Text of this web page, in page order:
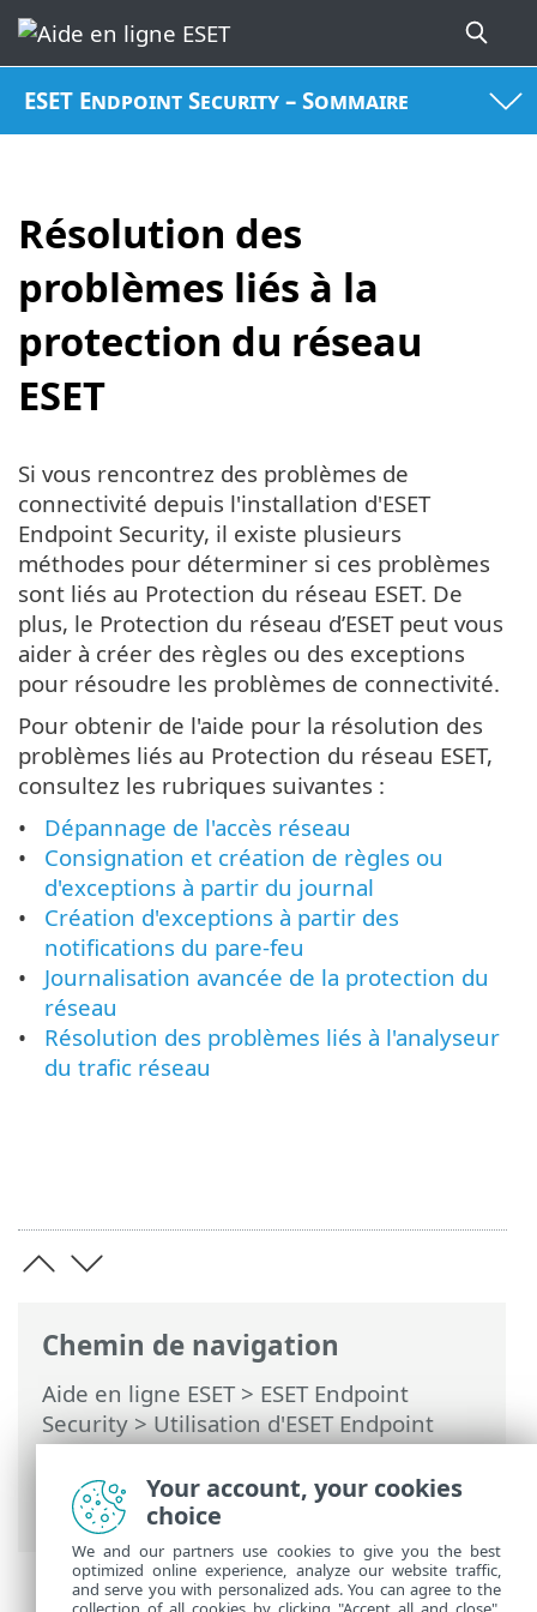
ESET Endpoint Security – Sommaire
Résolution des
problèmes liés à la
protection du réseau
ESET
Chemin de navigation
Aide en ligne ESET> ESET Endpoint
Security>Utilisation d'ESET Endpoint
Security>Param>Réseau> Résolution
des problèmes liés à la protection du
réseau ESET
Si vous rencontrez des problèmes de
connectivité depuis l'installation d'ESET
Endpoint Security, il existe plusieurs
méthodes pour déterminer si ces problèmes
sont liés au Protection du réseau ESET. De
plus, le Protection du réseau d’ESET peut vous
aider à créer des règles ou des exceptions
pour résoudre les problèmes de connectivité.
Pour obtenir de l'aide pour la résolution des
problèmes liés au Protection du réseau ESET,
consultez les rubriques suivantes :
Dépannage de l'accès réseau
Consignation et création de règles ou
d'exceptions à partir du journal
Création d'exceptions à partir des
notifications du pare-feu
Journalisation avancée de la protection du
réseau
Résolution des problèmes liés à l'analyseur
du trafic réseau
Your account, your cookies
choice
We and our partners use cookies to give you the best
optimized online experience, analyze our website traffic,
and serve you with personalized ads. You can agree to the